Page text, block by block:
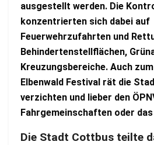
ausgestellt werden. Die
konzentrierten sich dabei auf
Feuerwehrzufahrten und
Behindertenstellflächen,
Kreuzungsbereiche. Auch
Elbenwald Festival rät die
verzichten und lieber den
Fahrgemeinschaften oder
Die Stadt Cottbus teilte